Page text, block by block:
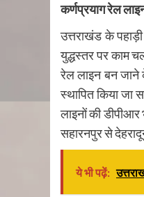
कर्णप्रयाग रेल
उत्तराखंड के
युद्धस्तर पर काम
रेल लाइन बन जाने
स्थापित किया
लाइनों की
सहारनपुर से
ये भी पढ़ें: